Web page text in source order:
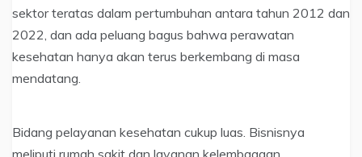
sektor teratas dalam pertumbuhan antara tahun 2012 dan
2022, dan ada peluang bagus bahwa perawatan
kesehatan hanya akan terus berkembang di masa
mendatang.
Bidang pelayanan kesehatan cukup luas. Bisnisnya
meliputi rumah sakit dan layanan kelembagaan.